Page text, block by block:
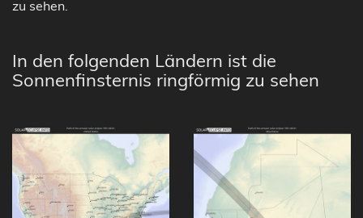
zu sehen.
In den folgenden Ländern ist die
Sonnenfinsternis ringförmig zu sehen